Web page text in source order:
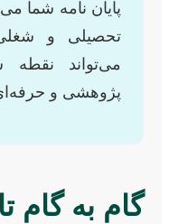
پایان نامه شما
تحصیلی و
می‌تواند نقطه
پژوهشی و حرفه‌ای
گام به گام